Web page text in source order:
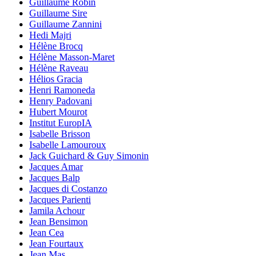
Guillaume Robin
Guillaume Sire
Guillaume Zannini
Hedi Majri
Hélène Brocq
Hélène Masson-Maret
Hélène Raveau
Hélios Gracia
Henri Ramoneda
Henry Padovani
Hubert Mourot
Institut EuropIA
Isabelle Brisson
Isabelle Lamouroux
Jack Guichard & Guy Simonin
Jacques Amar
Jacques Balp
Jacques di Costanzo
Jacques Parienti
Jamila Achour
Jean Bensimon
Jean Cea
Jean Fourtaux